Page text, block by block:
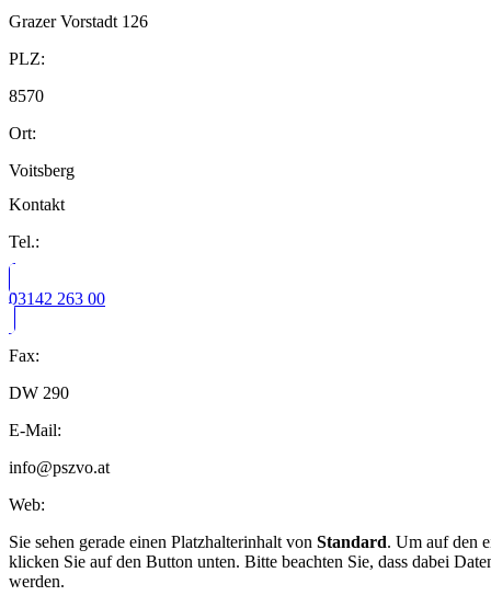
Grazer Vorstadt 126
PLZ:
8570
Ort:
Voitsberg
Kontakt
Tel.:
03142 263 00
Fax:
DW 290
E-Mail:
info@pszvo.at
Web:
Sie sehen gerade einen Platzhalterinhalt von Standard. Um auf den
klicken Sie auf den Button unten. Bitte beachten Sie, dass dabei
werden.